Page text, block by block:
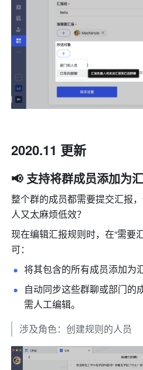
2020.11 更新
📢 支持将群成员添加为
整个群的成员都需要提交汇报
人又太麻烦低效？
现在编辑汇报规则时，在“需要
可：
将其包含的所有成员添加为
自动同步这些群聊或部门的
需人工编辑。
涉及角色：创建规则的人员